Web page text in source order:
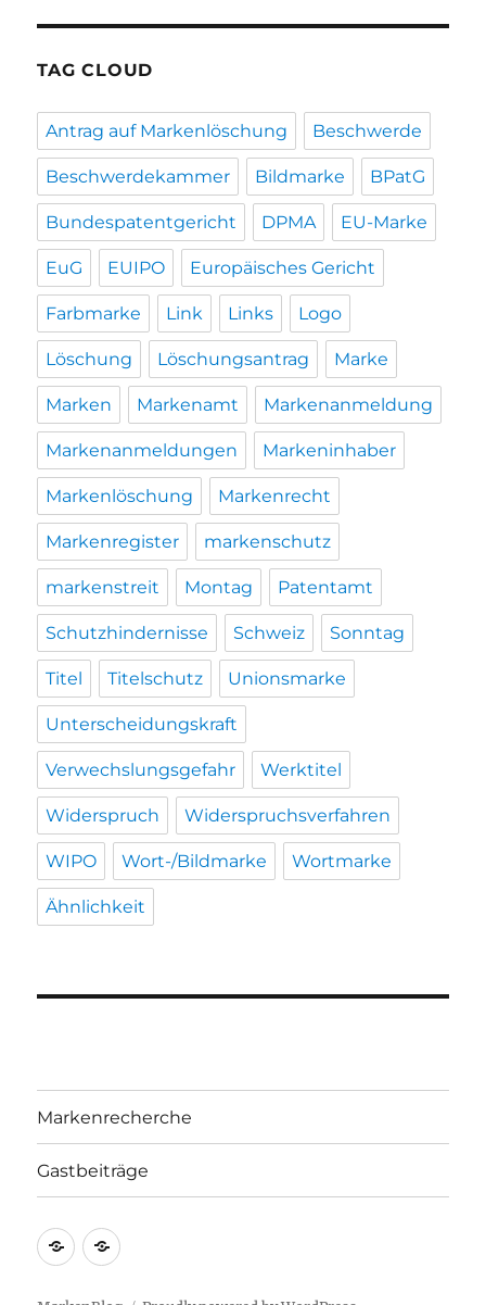
TAG CLOUD
Antrag auf Markenlöschung Beschwerde
Beschwerdekammer Bildmarke BPatG
Bundespatentgericht DPMA EU-Marke
EuG EUIPO Europäisches Gericht
Farbmarke Link Links Logo
Löschung Löschungsantrag Marke
Marken Markenamt Markenanmeldung
Markenanmeldungen Markeninhaber
Markenlöschung Markenrecht
Markenregister markenschutz
markenstreit Montag Patentamt
Schutzhindernisse Schweiz Sonntag
Titel Titelschutz Unionsmarke
Unterscheidungskraft
Verwechslungsgefahr Werktitel
Widerspruch Widerspruchsverfahren
WIPO Wort-/Bildmarke Wortmarke
Ähnlichkeit
Markenrecherche
Gastbeiträge
Markenrecherche
Gastbeiträge